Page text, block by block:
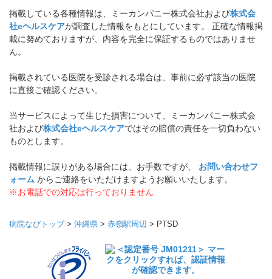
掲載している各種情報は、ミーカンパニー株式会社および株式会
社eヘルスケアが調査した情報をもとにしています。 正確な情報掲
載に努めておりますが、内容を完全に保証するものではありませ
ん。
掲載されている医院を受診される場合は、事前に必ず該当の医院
に直接ご確認ください。
当サービスによって生じた損害について、ミーカンパニー株式会
社および株式会社eヘルスケアではその賠償の責任を一切負わない
ものとします。
掲載情報に誤りがある場合には、お手数ですが、 お問い合わせフ
ォーム からご連絡をいただけますようお願いいたします。
※お電話での対応は行っておりません
病院なびトップ> 沖縄県 > 赤嶺駅周辺 > PTSD